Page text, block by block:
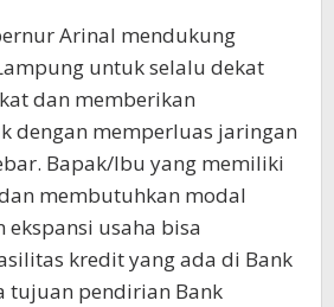
Arinal mendukung
untuk selalu dekat
dan memberikan
dengan memperluas jaringan
Bapak/Ibu yang memiliki
membutuhkan modal
usaha bisa
kredit yang ada di Bank
tujuan pendirian Bank